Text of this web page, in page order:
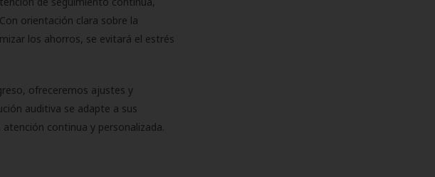
orientación clara sobre la
los ahorros, se evitará el estrés
ofreceremos ajustes y
auditiva se adapte a sus
continua y personalizada.